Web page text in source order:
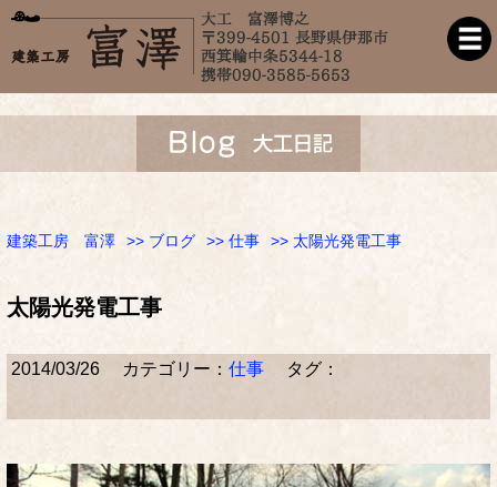
建築工房 富澤 >> ブログ >> 仕事 >> 太陽光発電工事
太陽光発電工事
2014/03/26 カテゴリー： 仕事 タグ：